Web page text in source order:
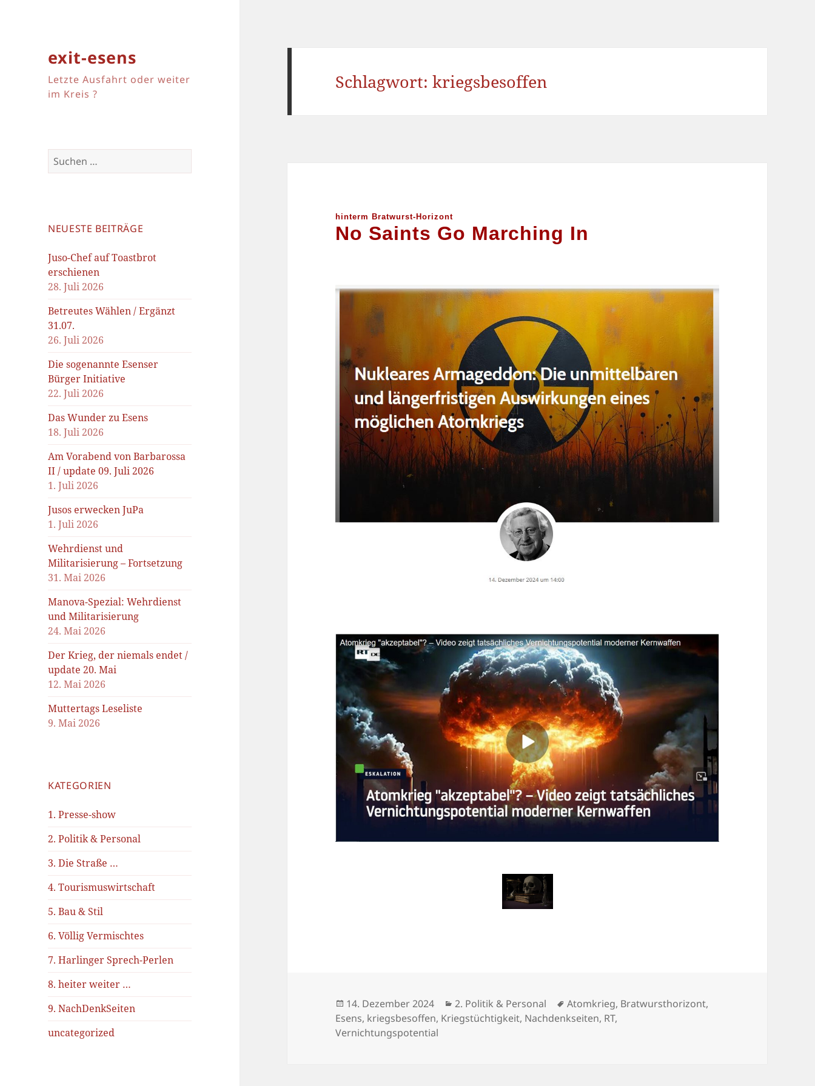
exit-esens
Letzte Ausfahrt oder weiter
im Kreis ?
Suchen
nach:
NEUESTE BEITRÄGE
Juso-Chef auf Toastbrot
erschienen
28. Juli 2026
Betreutes Wählen / Ergänzt
31.07.
26. Juli 2026
Die sogenannte Esenser
Bürger Initiative
22. Juli 2026
Das Wunder zu Esens
18. Juli 2026
Am Vorabend von Barbarossa
II / update 09. Juli 2026
1. Juli 2026
Jusos erwecken JuPa
1. Juli 2026
Wehrdienst und
Militarisierung – Fortsetzung
31. Mai 2026
Manova-Spezial: Wehrdienst
und Militarisierung
24. Mai 2026
Der Krieg, der niemals endet /
update 20. Mai
12. Mai 2026
Muttertags Leseliste
9. Mai 2026
KATEGORIEN
1. Presse-show
2. Politik & Personal
3. Die Straße …
4. Tourismuswirtschaft
5. Bau & Stil
6. Völlig Vermischtes
7. Harlinger Sprech-Perlen
8. heiter weiter …
9. NachDenkSeiten
uncategorized
Schlagwort:kriegsbesoffen
hinterm Bratwurst-Horizont
No Saints Go Marching In
Veröffentlicht
am
14. Dezember 2024 Kategorien
2. Politik & Personal Schlagwörter
Atomkrieg, Bratwursthorizont,
Esens, kriegsbesoffen, Kriegstüchtigkeit, Nachdenkseiten, RT,
Vernichtungspotential